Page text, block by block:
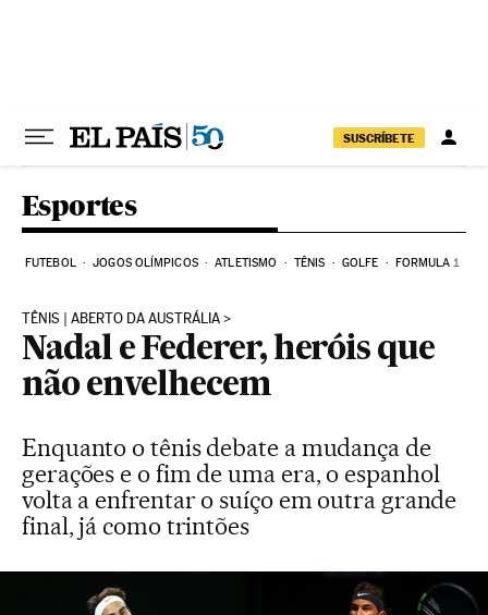
SUSCRÍBETE
Esportes
FUTEBOL JOGOS OLÍMPICOS ATLETISMO TÊNIS GOLFE FORMULA 1
TÊNIS | ABERTO DA AUSTRÁLIA
Nadal e Federer, heróis que
não envelhecem
Enquanto o tênis debate a mudança de
gerações e o fim de uma era, o espanhol
volta a enfrentar o suíço em outra grande
final, já como trintões